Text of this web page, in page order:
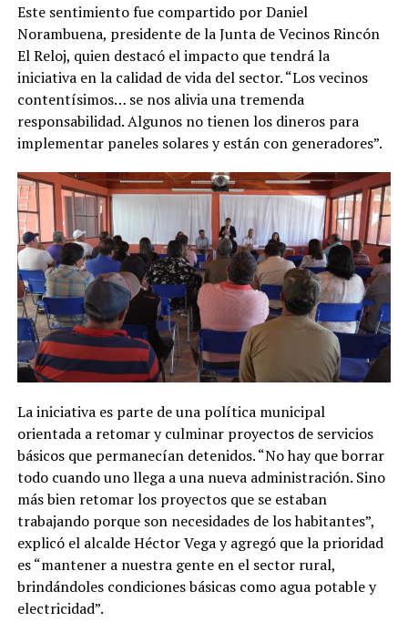
Este sentimiento fue compartido por Daniel
Norambuena, presidente de la Junta de Vecinos Rincón
El Reloj, quien destacó el impacto que tendrá la
iniciativa en la calidad de vida del sector. “Los vecinos
contentísimos… se nos alivia una tremenda
responsabilidad. Algunos no tienen los dineros para
implementar paneles solares y están con generadores”.
La iniciativa es parte de una política municipal
orientada a retomar y culminar proyectos de servicios
básicos que permanecían detenidos. “No hay que borrar
todo cuando uno llega a una nueva administración. Sino
más bien retomar los proyectos que se estaban
trabajando porque son necesidades de los habitantes”,
explicó el alcalde Héctor Vega y agregó que la prioridad
es “mantener a nuestra gente en el sector rural,
brindándoles condiciones básicas como agua potable y
electricidad”.